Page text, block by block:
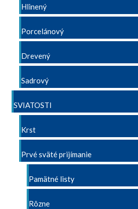
Hlinený
Porcelánový
Drevený
Sadrový
SVIATOSTI
Krst
Prvé sväté prijímanie
Pamätné listy
Rôzne